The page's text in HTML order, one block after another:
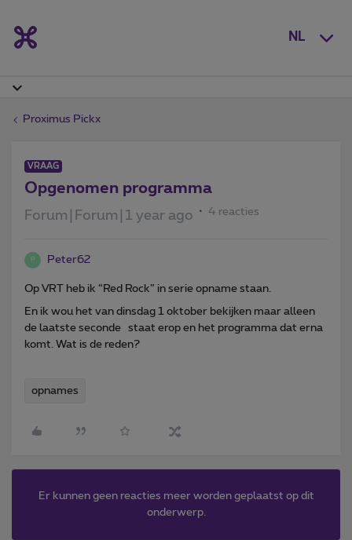
NL
Proximus Pickx
VRAAG
Opgenomen programma
Forum|Forum|1 year ago 4 reacties
P Peter62
Op VRT heb ik “Red Rock” in serie opname staan.
En ik wou het van dinsdag 1 oktober bekijken maar alleen
de laatste seconde staat erop en het programma dat erna
komt. Wat is de reden?
opnames
Er kunnen geen reacties meer worden geplaatst op dit
onderwerp.